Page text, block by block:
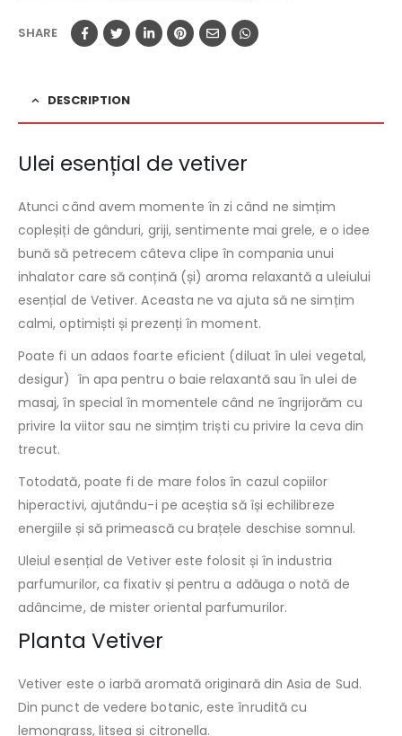
SHARE
DESCRIPTION
Ulei esențial de vetiver
Atunci când avem momente în zi când ne simțim
copleșiți de gânduri, griji, sentimente mai grele, e o idee
bună să petrecem câteva clipe în compania unui
inhalator care să conțină (și) aroma relaxantă a uleiului
esențial de Vetiver. Aceasta ne va ajuta să ne simțim
calmi, optimiști și prezenți în moment.
Poate fi un adaos foarte eficient (diluat în ulei vegetal,
desigur) în apa pentru o baie relaxantă sau în ulei de
masaj, în special în momentele când ne îngrijorăm cu
privire la viitor sau ne simțim triști cu privire la ceva din
trecut.
Totodată, poate fi de mare folos în cazul copiilor
hiperactivi, ajutându-i pe aceștia să își echilibreze
energiile și să primească cu brațele deschise somnul.
Uleiul esențial de Vetiver este folosit și în industria
parfumurilor, ca fixativ și pentru a adăuga o notă de
adâncime, de mister oriental parfumurilor.
Planta Vetiver
Vetiver este o iarbă aromată originară din Asia de Sud.
Din punct de vedere botanic, este înrudită cu
lemongrass, litsea și citronella.